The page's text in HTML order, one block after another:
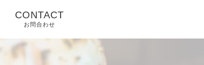
CONTACT
お問合わせ